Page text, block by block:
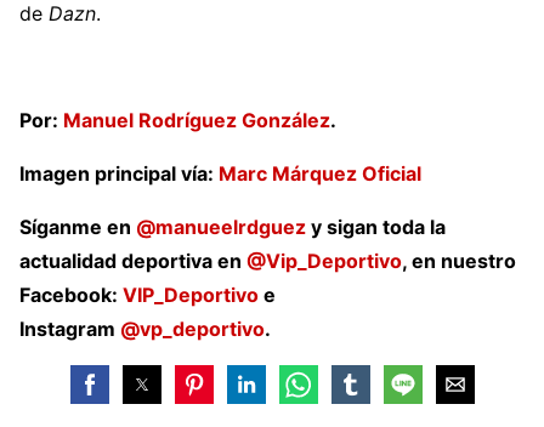
de Dazn.
Por: Manuel Rodríguez González.
Imagen principal vía: Marc Márquez Oficial
Síganme en @manueelrdguez y sigan toda la
actualidad deportiva en @Vip_Deportivo, en nuestro
Facebook: VIP_Deportivo e
Instagram @vp_deportivo.